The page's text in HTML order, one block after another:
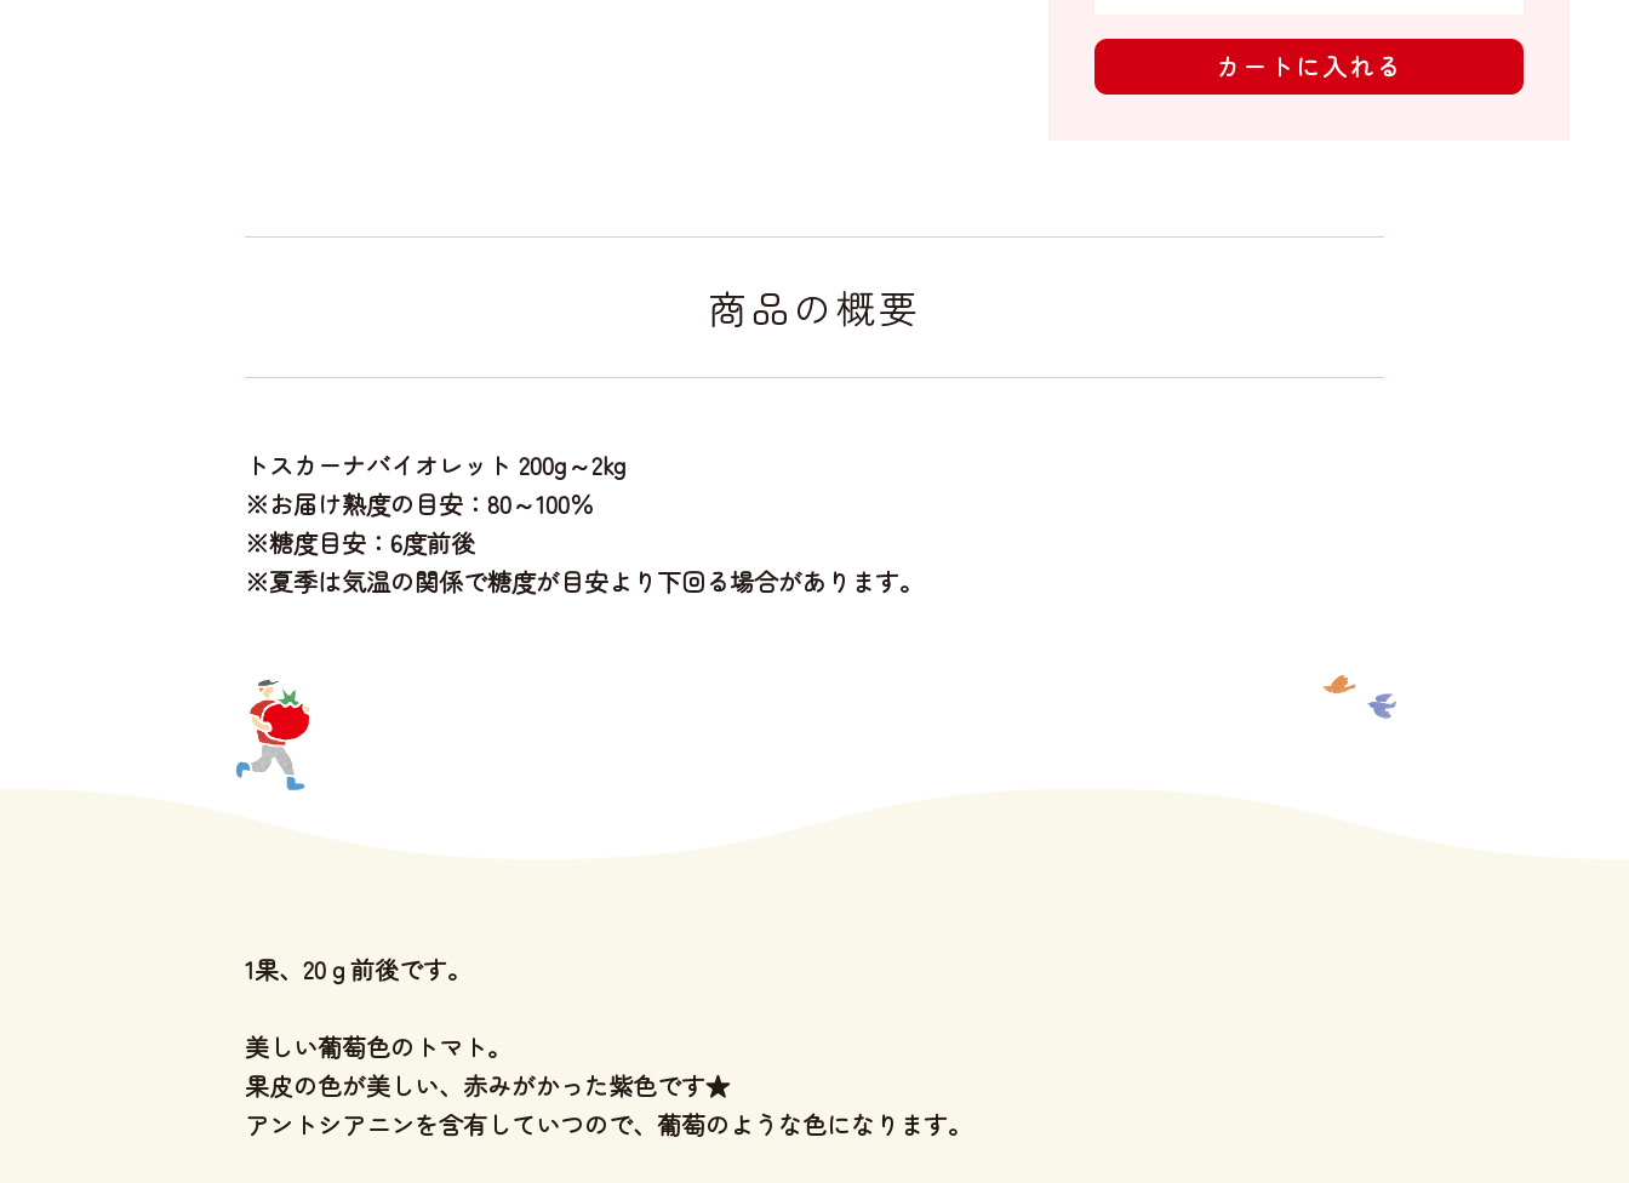
カートに入れる
商品の概要
トスカーナバイオレット 200g～2kg
※お届け熟度の目安：80～100％
※糖度目安：6度前後
※夏季は気温の関係で糖度が目安より下回る場合があります。
1果、20ｇ前後です。
美しい葡萄色のトマト。
果皮の色が美しい、赤みがかった紫色です★
アントシアニンを含有していつので、葡萄のような色になります。